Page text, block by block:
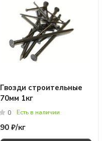
Гвозди строительные
70мм 1кг
0 Есть в наличии
90 ₽/кг